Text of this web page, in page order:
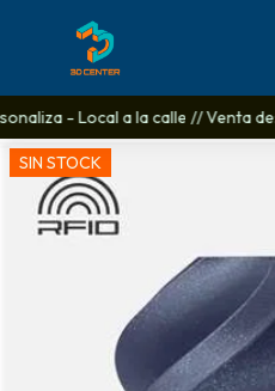
- Local a la calle // Venta de:
SIN STOCK